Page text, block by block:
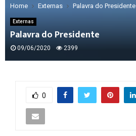
Home Externas Palavra do Presidente
Externas
Palavra do Presidente
09/06/2020 2399
0